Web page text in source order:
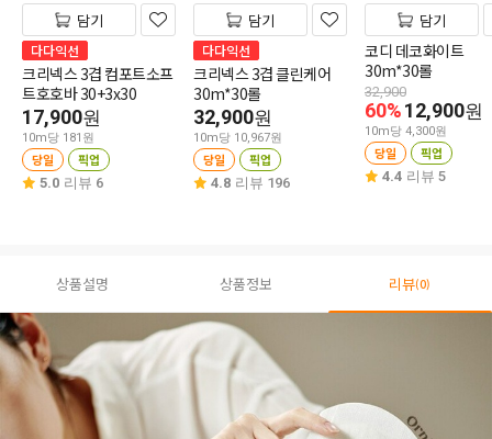
담기
다다익선
크리넥스 3겹 컴포트소프
트호호바 30+3x30
17,900원
10m당 181원
당일 픽업
5.0 리뷰 6
담기
다다익선
크리넥스 3겹 클린케어
30m*30롤
32,900원
10m당 10,967원
당일 픽업
4.8 리뷰 196
담기
코디 데코화이트
30m*30롤
32,900
60%12,900원
10m당 4,300원
당일 픽업
4.4 리뷰 5
상품설명 상품정보 리뷰(0)